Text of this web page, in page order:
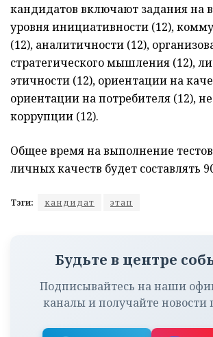
кандидатов включают задания на
уровня инициативности (12),
(12), аналитичности (12),
стратегического мышления (12),
этичности (12), ориентации на
ориентации на потребителя (12),
коррупции (12).
Общее время на выполнение
личных качеств будет составлять
Тэги: кандидат этап
Будьте в центре
Подписывайтесь на наши
каналы и получайте